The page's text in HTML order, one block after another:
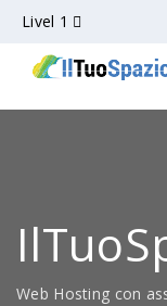
Livel 1
Web Hosting con